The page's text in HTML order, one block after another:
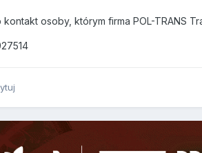
kontakt osoby, którym firma POL-TRANS